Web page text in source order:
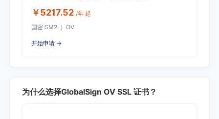
￥5217.52 /年 起
国密 SM2 ｜ OV
开始申请 →
为什么选择GlobalSign OV SSL 证书？